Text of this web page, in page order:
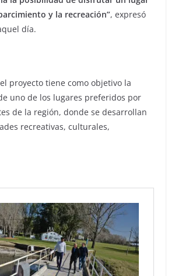
y la recreación”, expresó
día.
proyecto tiene como objetivo la
uno de los lugares preferidos por
de la región, donde se desarrollan
recreativas, culturales,